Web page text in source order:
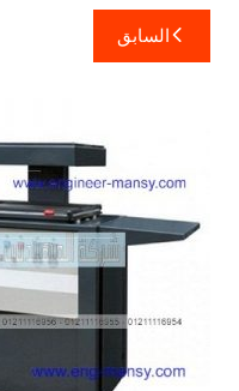
تصفّح
المقالات
السابق